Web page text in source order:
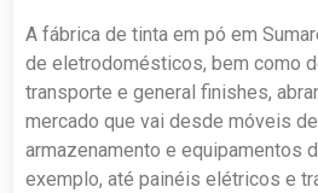
A fábrica de tinta em pó em
de eletrodomésticos, bem como
transporte e general finishes,
mercado que vai desde móveis
armazenamento e equipamentos
exemplo, até painéis elétricos e